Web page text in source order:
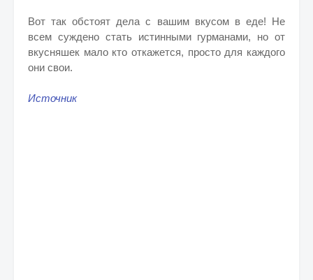
Вот так обстоят дела с вашим вкусом в еде! Не
всем суждено стать истинными гурманами, но от
вкусняшек мало кто откажется, просто для каждого
они свои.
Источник